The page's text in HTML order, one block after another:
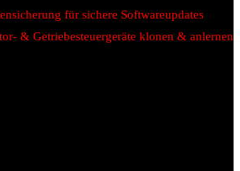
für sichere Softwareupdates
& Getriebesteuergeräte klonen & anlernen